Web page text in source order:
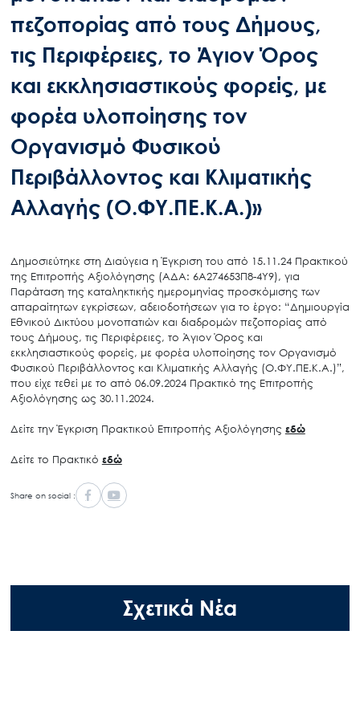
πεζοπορίας από τους Δήμους,
τις Περιφέρειες, το Άγιον Όρος
και εκκλησιαστικούς φορείς, με
φορέα υλοποίησης τον
Οργανισμό Φυσικού
Περιβάλλοντος και Κλιματικής
Αλλαγής (Ο.ΦΥ.ΠΕ.Κ.Α.)»
Δημοσιεύτηκε στη Διαύγεια η Έγκριση του από 15.11.24 Πρακτικού
της Επιτροπής Αξιολόγησης (ΑΔΑ: 6Α274653Π8-4Υ9), για
Παράταση της καταληκτικής ημερομηνίας προσκόμισης των
απαραίτητων εγκρίσεων, αδειοδοτήσεων για τo έργο: “Δημιουργία
Εθνικού Δικτύου μονοπατιών και διαδρομών πεζοπορίας από
τους Δήμους, τις Περιφέρειες, το Άγιον Όρος και
εκκλησιαστικούς φορείς, με φορέα υλοποίησης τον Οργανισμό
Φυσικού Περιβάλλοντος και Κλιματικής Αλλαγής (Ο.ΦΥ.ΠΕ.Κ.Α.)”,
που είχε τεθεί με το από 06.09.2024 Πρακτικό της Επιτροπής
Αξιολόγησης ως 30.11.2024.
Δείτε την Έγκριση Πρακτικού Επιτροπής Αξιολόγησης εδώ
Δείτε το Πρακτικό εδώ
Share on social :
Σχετικά Νέα